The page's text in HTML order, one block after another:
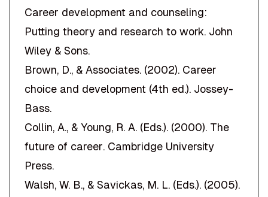
Career development and counseling:
Putting theory and research to work. John
Wiley & Sons.
Brown, D., & Associates. (2002). Career
choice and development (4th ed.). Jossey-
Bass.
Collin, A., & Young, R. A. (Eds.). (2000). The
future of career. Cambridge University
Press.
Walsh, W. B., & Savickas, M. L. (Eds.). (2005).